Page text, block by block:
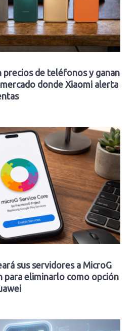
precios de teléfonos y ganan
donde Xiaomi alerta
sus servidores a MicroG
para eliminarlo como opción